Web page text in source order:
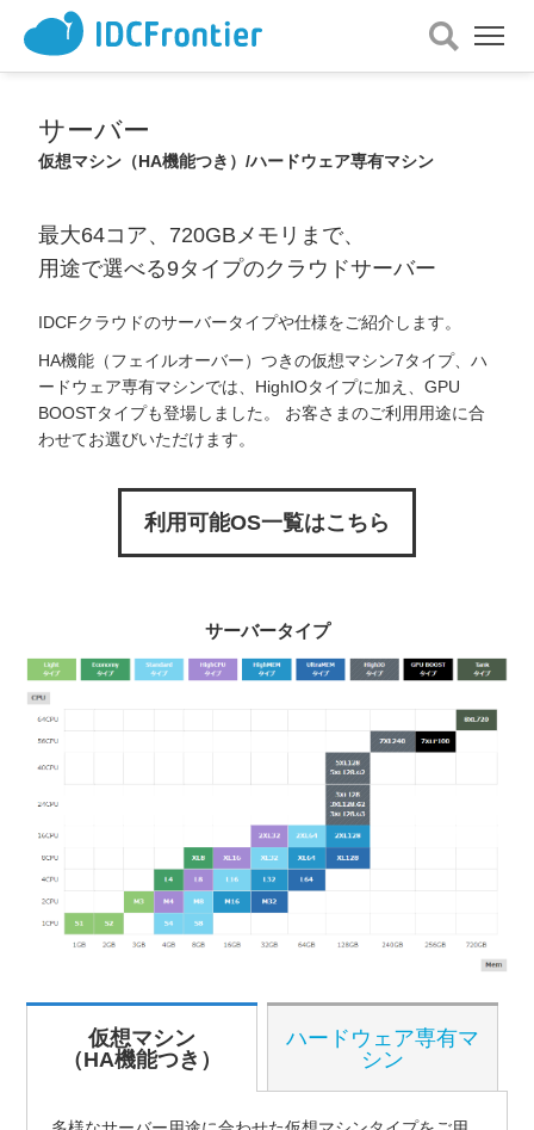
メ
ニ
ュ
サーバー
仮想マシン（HA機能つき）/ハードウェア専有マシン
最大64コア、720GBメモリまで、
用途で選べる9タイプのクラウドサーバー
IDCFクラウドのサーバータイプや仕様をご紹介します。
HA機能（フェイルオーバー）つきの仮想マシン7タイプ、ハ
ードウェア専有マシンでは、HighIOタイプに加え、GPU
BOOSTタイプも登場しました。 お客さまのご利用用途に合
わせてお選びいただけます。
利用可能OS一覧はこちら
サーバータイプ
仮想マシン
（HA機能つき）
ハードウェア専有マ
シン